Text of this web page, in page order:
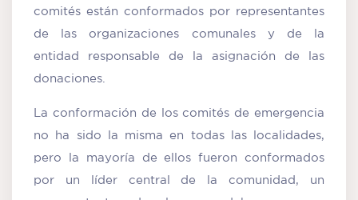
comités están conformados por representantes
de las organizaciones comunales y de la
entidad responsable de la asignación de las
donaciones.
La conformación de los comités de emergencia
no ha sido la misma en todas las localidades,
pero la mayoría de ellos fueron conformados
por un líder central de la comunidad, un